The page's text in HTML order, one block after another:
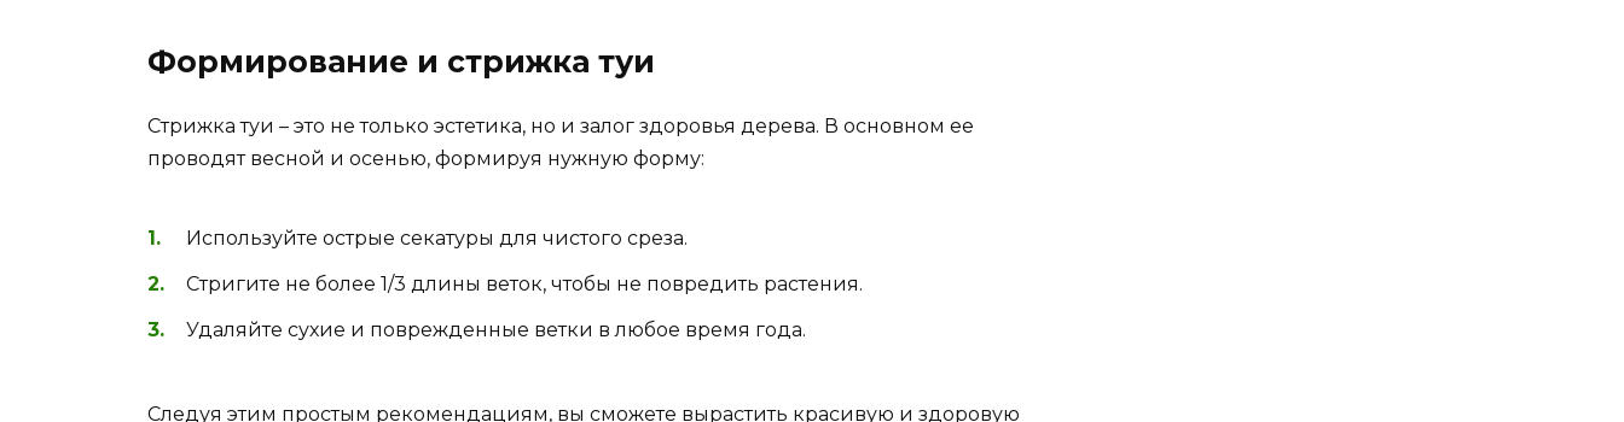
Формирование и стрижка туи
Стрижка туи – это не только эстетика, но и залог здоровья дерева. В основном ее
проводят весной и осенью, формируя нужную форму:
Используйте острые секатуры для чистого среза.
Стригите не более 1/3 длины веток, чтобы не повредить растения.
Удаляйте сухие и поврежденные ветки в любое время года.
Следуя этим простым рекомендациям, вы сможете вырастить красивую и здоровую